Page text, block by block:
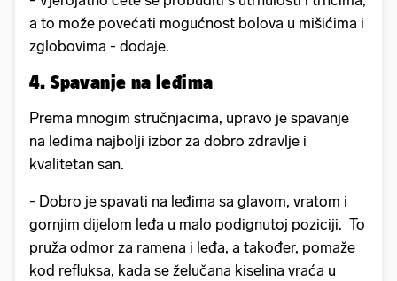
a to može povećati mogućnost bolova u mišićima i
zglobovima - dodaje.
4. Spavanje na leđima
Prema mnogim stručnjacima, upravo je spavanje
na leđima najbolji izbor za dobro zdravlje i
kvalitetan san.
- Dobro je spavati na leđima sa glavom, vratom i
gornjim dijelom leđa u malo podignutoj poziciji. To
pruža odmor za ramena i leđa, a također, pomaže
kod refluksa, kada se želučana kiselina vraća u